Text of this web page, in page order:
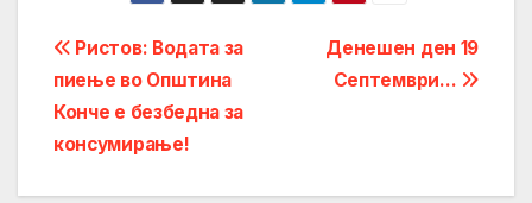
Post
navigation
Денешен ден 19
Септември…
Ристов: Водата за
пиење во Општина
Конче е безбедна за
консумирање!